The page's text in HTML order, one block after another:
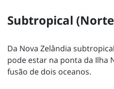
Subtropical
Da Nova Zelândia
pode estar na ponta da Ilha
fusão de dois oceanos.